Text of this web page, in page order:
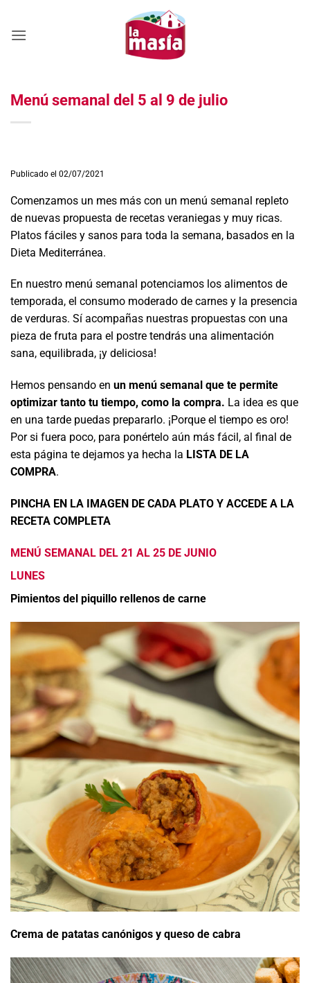
contenido
Menú semanal del 5 al 9 de julio
Publicado el 02/07/2021
Comenzamos un mes más con un menú semanal repleto
de nuevas propuesta de recetas veraniegas y muy ricas.
Platos fáciles y sanos para toda la semana, basados en la
Dieta Mediterránea.
En nuestro menú semanal potenciamos los alimentos de
temporada, el consumo moderado de carnes y la presencia
de verduras. Sí acompañas nuestras propuestas con una
pieza de fruta para el postre tendrás una alimentación
sana, equilibrada, ¡y deliciosa!
Hemos pensando en un menú semanal que te permite
optimizar tanto tu tiempo, como la compra. La idea es que
en una tarde puedas prepararlo. ¡Porque el tiempo es oro!
Por si fuera poco, para ponértelo aún más fácil, al final de
esta página te dejamos ya hecha la LISTA DE LA
COMPRA.
PINCHA EN LA IMAGEN DE CADA PLATO Y ACCEDE A LA
RECETA COMPLETA
MENÚ SEMANAL DEL 21 AL 25 DE JUNIO
LUNES
Pimientos del piquillo rellenos de carne
Crema de patatas canónigos y queso de cabra